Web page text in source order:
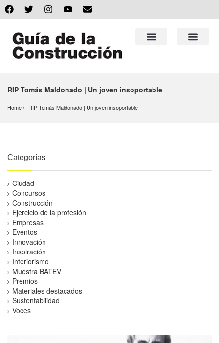
RIP Tomás Maldonado | Un joven insoportable
Home RIP Tomás Maldonado | Un joven insoportable
Categorías
Ciudad
Concursos
Construcción
Ejercicio de la profesión
Empresas
Eventos
Innovación
Inspiración
Interiorismo
Muestra BATEV
Premios
Materiales destacados
Sustentabilidad
Voces